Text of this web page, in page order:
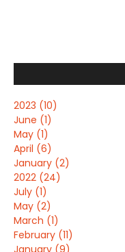
2023 (10)
June (1)
May (1)
April (6)
January (2)
2022 (24)
July (1)
May (2)
March (1)
February (11)
January (9)